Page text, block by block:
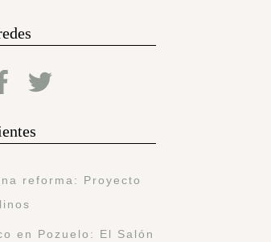
reforma: Proyecto
en Pozuelo: El Salón